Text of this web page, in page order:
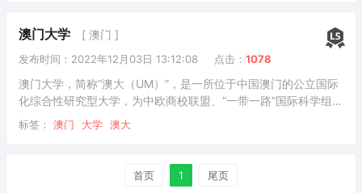
位，包括艺术及设计学院，应用科学学院，管理科学学院，人文
与社会科学学院，健康科学及体育学院，语言及翻译学院，一国
两制研究中心，博彩旅游教学及研究中心，葡语教学及研究中
心，机器翻译暨人工智能应用
澳门大学 [ 澳门 ]
发布时间：2022年12月03日 13:12:08 点击： 1078
澳门大学，简称“澳大（UM）”，是一所位于中国澳门的公立国际
化综合性研究型大学，为中欧商校联盟、“一带一路”国际科学组织
联盟、粤港澳高校联盟、粤港澳大湾区西岸科技创新和人才培养
合作联盟创始成员和亚太高校书院联盟成员，获AACSB、AMBA
学；1991年由私立转为公立并更名为澳门大学；2014年8月正式
迁入位于广东省珠海市香洲区横琴岛的新校区。澳门大学校园面
标签： 澳门 大学 澳大
首页 1 尾页